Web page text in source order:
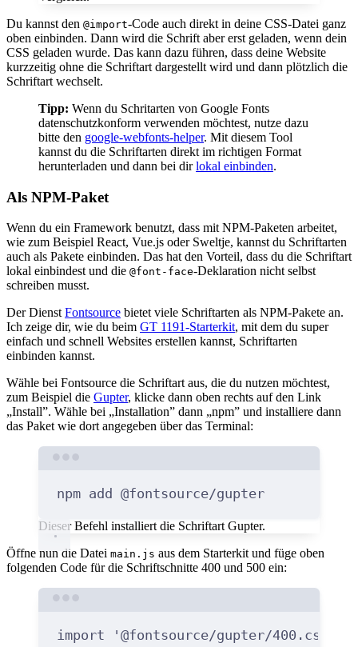
Du kannst den @import-Code auch direkt in deine CSS-Datei ganz
oben einbinden. Dann wird die Schrift aber erst geladen, wenn dein
CSS geladen wurde. Das kann dazu führen, dass deine Website
kurzzeitig ohne die Schriftart dargestellt wird und dann plötzlich die
Schriftart wechselt.
Tipp: Wenn du Schritarten von Google Fonts
datenschutzkonform verwenden möchtest, nutze dazu
bitte den google-webfonts-helper. Mit diesem Tool
kannst du die Schriftarten direkt im richtigen Format
herunterladen und dann bei dirlokal einbinden.
Als NPM-Paket
Wenn du ein Framework benutzt, dass mit NPM-Paketen arbeitet,
wie zum Beispiel React, Vue.js oder Sweltje, kannst du Schriftarten
auch als Pakete einbinden. Das hat den Vorteil, dass du die Schriftart
lokal einbindest und die @font-face-Deklaration nicht selbst
schreiben musst.
Der Dienst Fontsource bietet viele Schriftarten als NPM-Pakete an.
Ich zeige dir, wie du beim GT 1191-Starterkit, mit dem du super
einfach und schnell Websites erstellen kannst, Schriftarten
einbinden kannst.
Wähle bei Fontsource die Schriftart aus, die du nutzen möchtest,
zum Beispiel die Gupter, klicke dann oben rechts auf den Link
„Install”. Wähle bei „Installation” dann „npm” und installiere dann
das Paket wie dort angegeben über das Terminal:
npm add @fontsource/gupter
Dieser Befehl installiert die Schriftart Gupter.
Öffne nun die Datei main.js aus dem Starterkit und füge oben
folgenden Code für die Schriftschnitte 400 und 500 ein:
import '@fontsource/gupter/400.css'